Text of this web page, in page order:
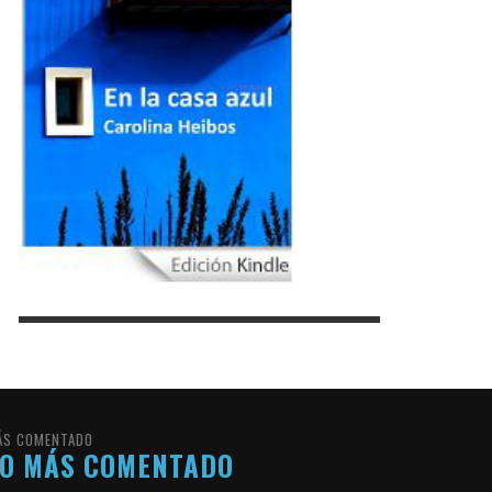
COMENTADO
MÁS COMENTADO